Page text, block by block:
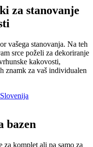
za stanovanje
vašega stanovanja. Na teh
srce poželi za dekoriranje
kakovosti,
znamk za vaš individualen
bazen
za komplet ali pa samo za